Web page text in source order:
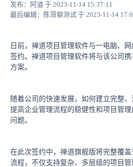
发布：阿道 于 2023-11-14 15:37:11
最后编辑：陈哥聊测试 于 2023-11-14
日前，禅道项目管理软件与一电脑、
签约。禅道项目管理软件将与该公司
方案。
随着公司的快速发展，如何建立完整
提高企业管理流程的稳健性和项目管
问题。
在此次签约中，禅道旗舰版将完整覆
流程，不仅支持复杂、多层级的项目